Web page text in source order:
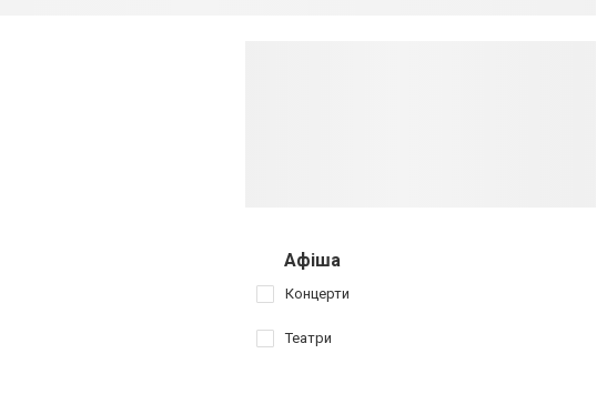
Афіша
Концерти
Театри